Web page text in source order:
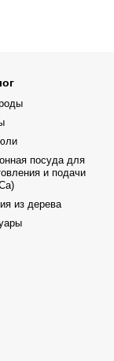
Elmani
Преимущества
Эстетика:
Легкость в
посуда для
и подачи
из дерева